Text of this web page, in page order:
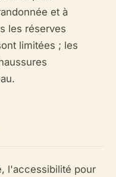
et à
les réserves
limitées ; les
l'accessibilité pour